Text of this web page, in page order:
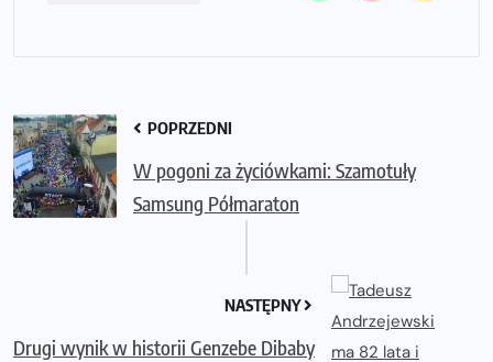
POPRZEDNI
W pogoni za życiówkami: Szamotuły
Samsung Półmaraton
NASTĘPNY
Drugi wynik w historii Genzebe Dibaby